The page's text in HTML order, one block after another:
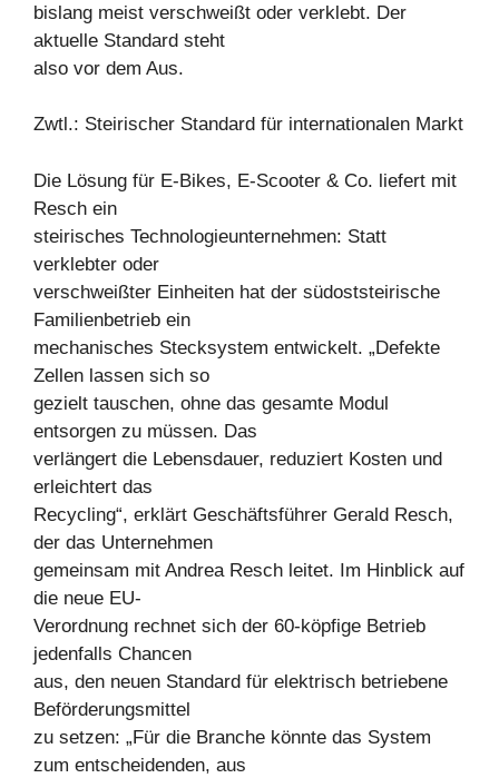
bislang meist verschweißt oder verklebt. Der
aktuelle Standard steht
also vor dem Aus.
Zwtl.: Steirischer Standard für internationalen Markt
Die Lösung für E-Bikes, E-Scooter & Co. liefert mit
Resch ein
steirisches Technologieunternehmen: Statt
verklebter oder
verschweißter Einheiten hat der südoststeirische
Familienbetrieb ein
mechanisches Stecksystem entwickelt. „Defekte
Zellen lassen sich so
gezielt tauschen, ohne das gesamte Modul
entsorgen zu müssen. Das
verlängert die Lebensdauer, reduziert Kosten und
erleichtert das
Recycling“, erklärt Geschäftsführer Gerald Resch,
der das Unternehmen
gemeinsam mit Andrea Resch leitet. Im Hinblick auf
die neue EU-
Verordnung rechnet sich der 60-köpfige Betrieb
jedenfalls Chancen
aus, den neuen Standard für elektrisch betriebene
Beförderungsmittel
zu setzen: „Für die Branche könnte das System
zum entscheidenden, aus